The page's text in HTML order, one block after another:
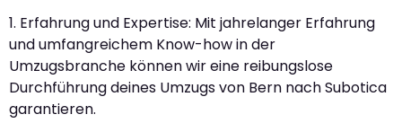
1. Erfahrung und Expertise: Mit jahrelanger Erfahrung
und umfangreichem Know-how in der
Umzugsbranche können wir eine reibungslose
Durchführung deines Umzugs von Bern nach Subotica
garantieren.